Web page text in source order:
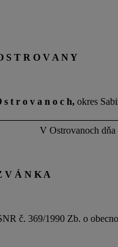
T R O V A N Y
t r o v a n o c h, okres
dňa 23.
V Á N K A
č. 369/1990 Zb. o